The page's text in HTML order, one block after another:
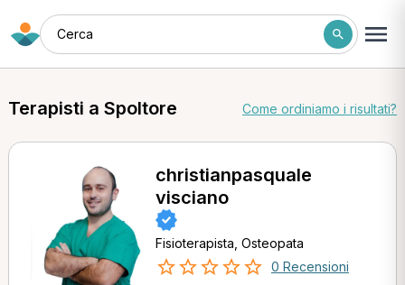
Cerca
Terapisti a Spoltore Come ordiniamo i risultati?
christianpasquale
visciano
Fisioterapista, Osteopata
0 Recensioni